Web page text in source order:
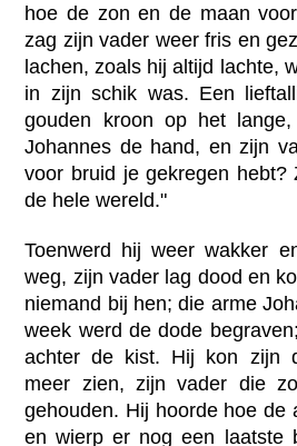
hoe de zon en de maan
zag zijn vader weer fris en
lachen, zoals hij altijd lachte,
in zijn schik was. Een
gouden kroon op het
Johannes de hand, en zijn
voor bruid je gekregen hebt?
de hele wereld."
Toenwerd hij weer wakker
weg, zijn vader lag dood en
niemand bij hen; die arme
week werd de dode
achter de kist. Hij kon zijn
meer zien, zijn vader die
gehouden. Hij hoorde hoe de
en wierp er nog een laatste